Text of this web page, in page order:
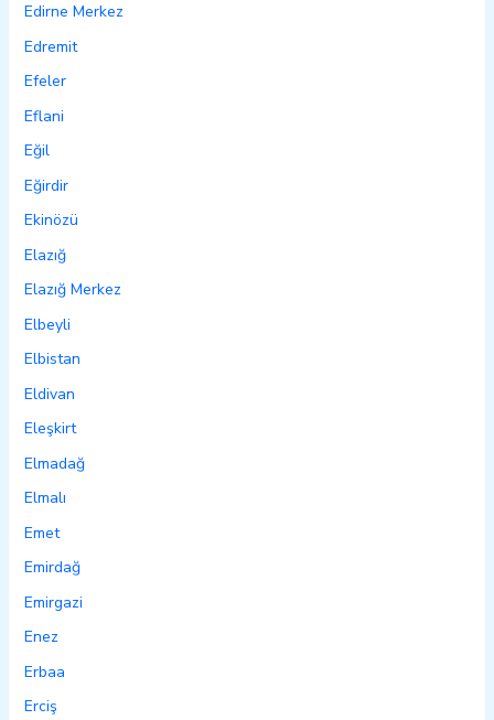
Edirne Merkez
Edremit
Efeler
Eflani
Eğil
Eğirdir
Ekinözü
Elazığ
Elazığ Merkez
Elbeyli
Elbistan
Eldivan
Eleşkirt
Elmadağ
Elmalı
Emet
Emirdağ
Emirgazi
Enez
Erbaa
Erciş